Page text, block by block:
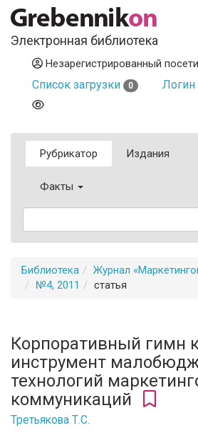
Электронная библиотека
Незарегистрированный
Список загрузки 0 Логин
Рубрикатор Издания
Факты
Библиотека
Журнал
№4, 2011
статья
Корпоративный гимн
инструмент
технологий
коммуникаций
Третьякова Т.С.